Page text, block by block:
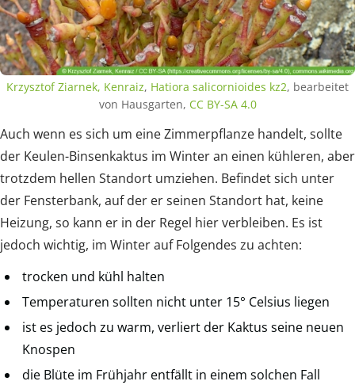
Krzysztof Ziarnek, Kenraiz, Hatiora salicornioides kz2, bearbeitet
von Hausgarten, CC BY-SA 4.0
Auch wenn es sich um eine Zimmerpflanze handelt, sollte
der Keulen-Binsenkaktus im Winter an einen kühleren, aber
trotzdem hellen Standort umziehen. Befindet sich unter
der Fensterbank, auf der er seinen Standort hat, keine
Heizung, so kann er in der Regel hier verbleiben. Es ist
jedoch wichtig, im Winter auf Folgendes zu achten:
trocken und kühl halten
Temperaturen sollten nicht unter 15° Celsius liegen
ist es jedoch zu warm, verliert der Kaktus seine neuen
Knospen
die Blüte im Frühjahr entfällt in einem solchen Fall